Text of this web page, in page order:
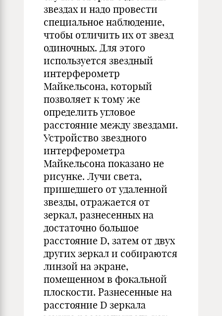
звездах и надо провести
специальное наблюдение,
чтобы отличить их от звезд
одиночных. Для этого
используется звездный
интерферометр
Майкельсона, который
позволяет к тому же
определить угловое
расстояние между звездами.
Устройство звездного
интерферометра
Майкельсона показано не
рисунке. Лучи света,
пришедшего от удаленной
звезды, отражается от
зеркал, разнесенных на
достаточно большое
расстояние D, затем от двух
других зеркал и собираются
линзой на экране,
помещенном в фокальной
плоскости. Разнесенные на
расстояние D зеркала